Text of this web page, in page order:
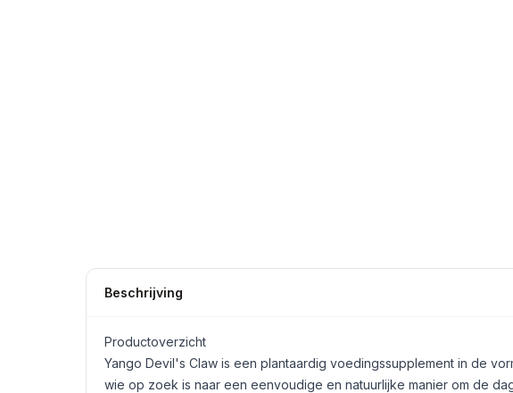
Beschrijving
Productoverzicht
Yango Devil's Claw is een plantaardig voedingssupplement in de
wie op zoek is naar een eenvoudige en natuurlijke manier om de